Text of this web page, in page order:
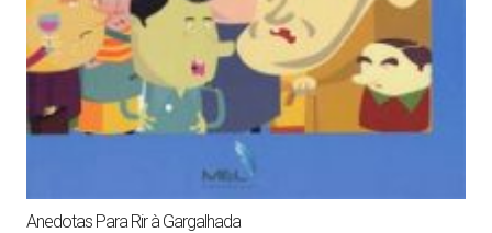
Anedotas Para Rir à Gargalhada